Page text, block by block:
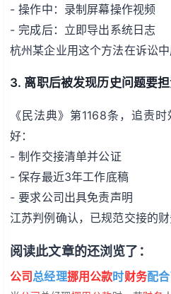
- 操作中：录制屏幕操作视频
- 完成后：立即导出系统日志
杭州某企业用这个方法在诉讼中
3. 离职后被发现历史问题要担
《民法典》第1168条，追责
好：
- 制作交接清单并公证
- 保存最近3年工作底稿
- 要求公司出具免责声明
江苏判例确认，已规范交接的财
阅读此文章的还浏览了：
公司总经理挪用公款时财务配